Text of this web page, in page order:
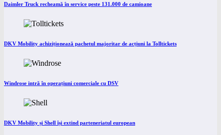
Daimler Truck recheamă în service peste 131.000 de camioane
DKV Mobility achiziționează pachetul majoritar de acțiuni la Tolltickets
Windrose intră în operațiuni comerciale cu DSV
DKV Mobility și Shell își extind parteneriatul european